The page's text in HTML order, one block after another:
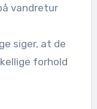
vandretur
siger, at de
forhold